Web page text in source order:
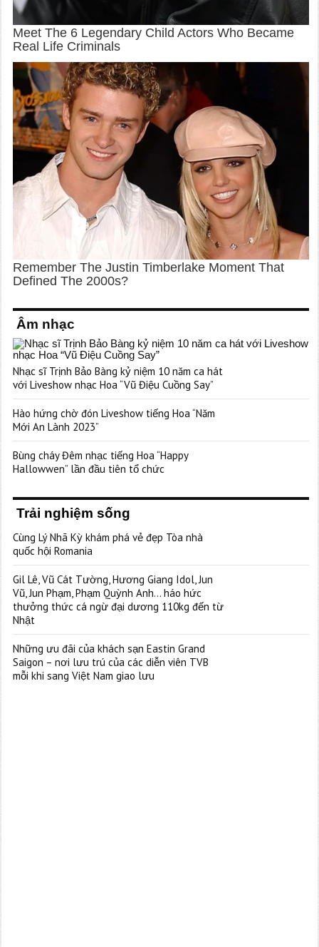
Âm nhạc
Nhạc sĩ Trịnh Bảo Bàng kỷ niệm 10 năm ca hát
với Liveshow nhạc Hoa “Vũ Điệu Cuồng Say”
Hào hứng chờ đón Liveshow tiếng Hoa “Năm
Mới An Lành 2023”
Bùng cháy Đêm nhạc tiếng Hoa “Happy
Hallowwen” lần đầu tiên tổ chức
Trải nghiệm sống
Cùng Lý Nhã Kỳ khám phá vẻ đẹp Tòa nhà
quốc hội Romania
Gil Lê, Vũ Cát Tường, Hương Giang Idol, Jun
Vũ, Jun Phạm, Phạm Quỳnh Anh… háo hức
thưởng thức cá ngừ đại dương 110kg đến từ
Nhật
Những ưu đãi của khách sạn Eastin Grand
Saigon – nơi lưu trú của các diễn viên TVB
mỗi khi sang Việt Nam giao lưu